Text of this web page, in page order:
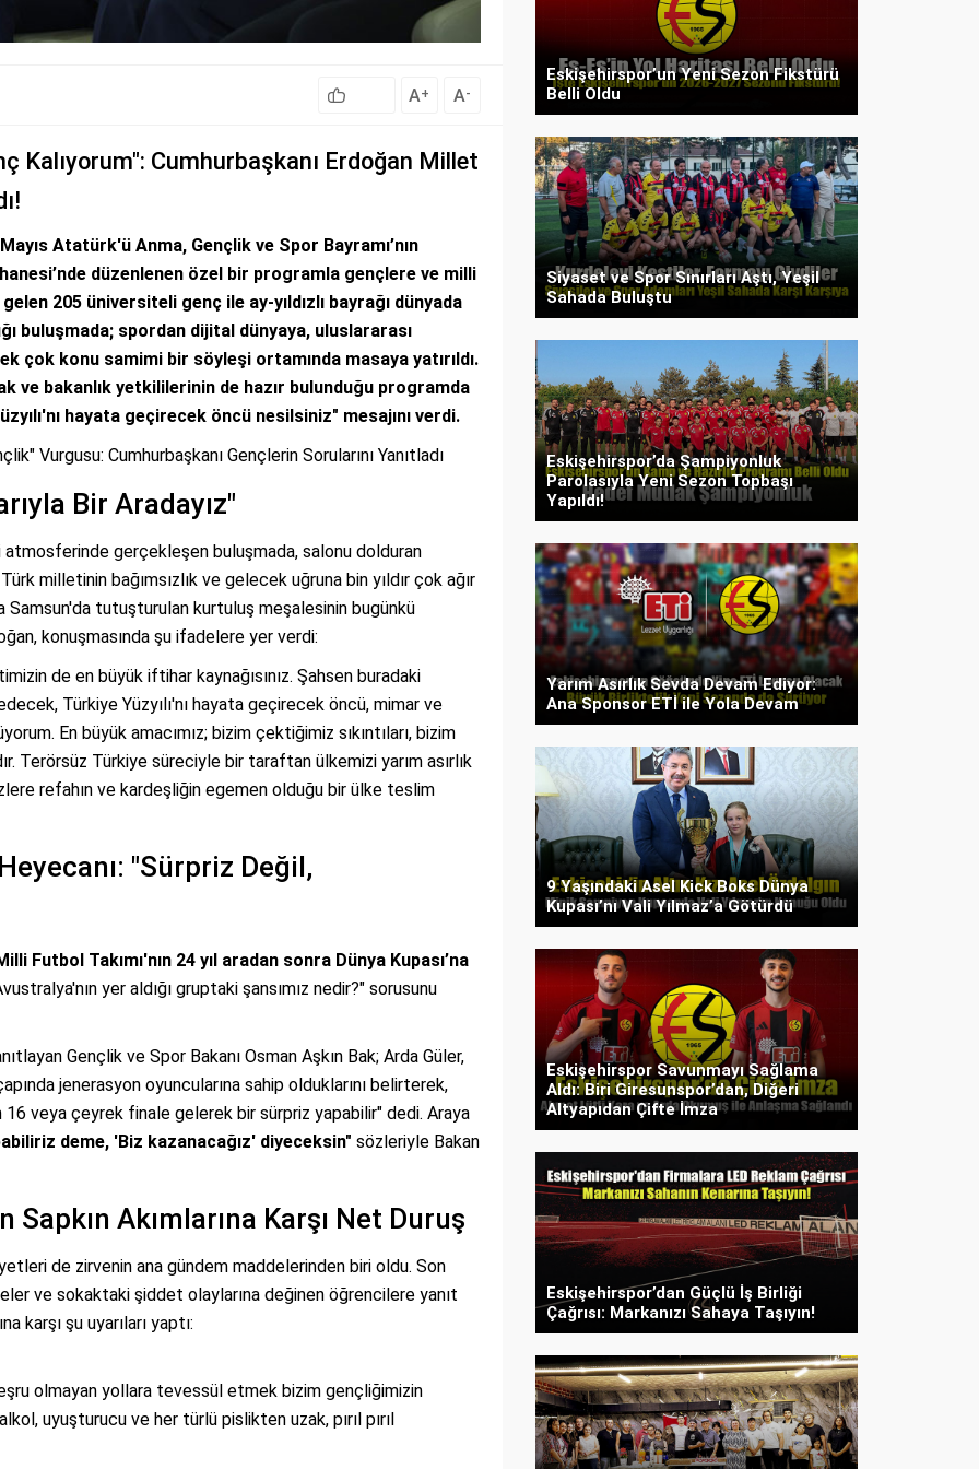
A+ A-
Kalıyorum": Cumhurbaşkanı Erdoğan Millet
Atatürk'ü Anma, Gençlik ve Spor Bayramı’nın
düzenlenen özel bir programla gençlere ve milli
205 üniversiteli genç ile ay-yıldızlı bayrağı dünyada
buluşmada; spordan dijital dünyaya, uluslararası
çok konu samimi bir söyleşi ortamında masaya yatırıldı.
ve bakanlık yetkililerinin de hazır bulunduğu programda
hayata geçirecek öncü nesilsiniz" mesajını verdi.
Vurgusu: Cumhurbaşkanı Gençlerin Sorularını Yanıtladı
Bir Aradayız"
atmosferinde gerçekleşen buluşmada, salonu dolduran
milletinin bağımsızlık ve gelecek uğruna bin yıldır çok ağır
Samsun'da tutuşturulan kurtuluş meşalesinin bugünkü
konuşmasında şu ifadelere yer verdi:
de en büyük iftihar kaynağısınız. Şahsen buradaki
Türkiye Yüzyılı'nı hayata geçirecek öncü, mimar ve
En büyük amacımız; bizim çektiğimiz sıkıntıları, bizim
Terörsüz Türkiye süreciyle bir taraftan ülkemizi yarım asırlık
refahın ve kardeşliğin egemen olduğu bir ülke teslim
"Sürpriz Değil,
Futbol Takımı'nın 24 yıl aradan sonra Dünya Kupası’na
yer aldığı gruptaki şansımız nedir?" sorusunu
Gençlik ve Spor Bakanı Osman Aşkın Bak; Arda Güler,
jenerasyon oyuncularına sahip olduklarını belirterek,
16 veya çeyrek finale gelerek bir sürpriz yapabilir" dedi. Araya
deme, 'Biz kazanacağız' diyeceksin" sözleriyle Bakan
Akımlarına Karşı Net Duruş
de zirvenin ana gündem maddelerinden biri oldu. Son
ve sokaktaki şiddet olaylarına değinen öğrencilere yanıt
karşı şu uyarıları yaptı:
olmayan yollara tevessül etmek bizim gençliğimizin
uyuşturucu ve her türlü pislikten uzak, pırıl pırıl
Eskişehirspor’un Yeni Sezon Fikstürü
Belli Oldu
Siyaset ve Spor Sınırları Aştı, Yeşil
Sahada Buluştu
Eskişehirspor’da Şampiyonluk
Parolasıyla Yeni Sezon Topbaşı
Yapıldı!
Yarım Asırlık Sevda Devam Ediyor:
Ana Sponsor ETİ ile Yola Devam
9 Yaşındaki Asel Kick Boks Dünya
Kupası’nı Vali Yılmaz’a Götürdü
Eskişehirspor Savunmayı Sağlama
Aldı: Biri Giresunspor’dan, Diğeri
Altyapıdan Çifte İmza
Eskişehirspor’dan Güçlü İş Birliği
Çağrısı: Markanızı Sahaya Taşıyın!